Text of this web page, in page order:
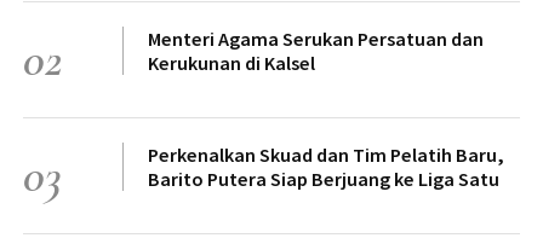
02
Menteri Agama Serukan Persatuan dan
Kerukunan di Kalsel
03
Perkenalkan Skuad dan Tim Pelatih Baru,
Barito Putera Siap Berjuang ke Liga Satu